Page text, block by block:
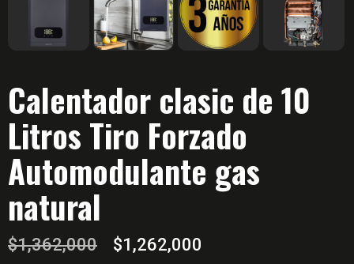
Calentador clasic de 10
Litros Tiro Forzado
Automodulante gas
natural
$1,362,000 $1,262,000